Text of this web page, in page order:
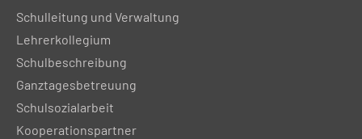
Schulleitung und Verwaltung
Lehrerkollegium
Schulbeschreibung
Ganztagesbetreuung
Schulsozialarbeit
Kooperationspartner